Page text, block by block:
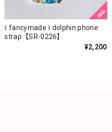
꒰ fancymade ꒱ dolphin phone
strap【SR-0226】
¥2,200